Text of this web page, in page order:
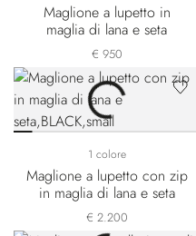
Maglione a lupetto in
maglia di lana e seta
€ 950
1 colore
Maglione a lupetto con zip
in maglia di lana e seta
€ 2.200